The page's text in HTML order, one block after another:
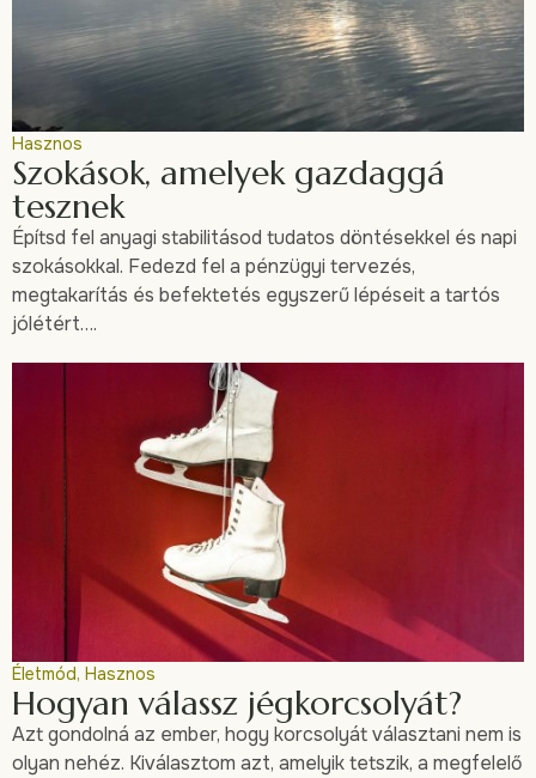
Hasznos
Szokások, amelyek gazdaggá
tesznek
Építsd fel anyagi stabilitásod tudatos döntésekkel és napi
szokásokkal. Fedezd fel a pénzügyi tervezés,
megtakarítás és befektetés egyszerű lépéseit a tartós
jólétért….
Életmód, Hasznos
Hogyan válassz jégkorcsolyát?
Azt gondolná az ember, hogy korcsolyát választani nem is
olyan nehéz. Kiválasztom azt, amelyik tetszik, a megfelelő